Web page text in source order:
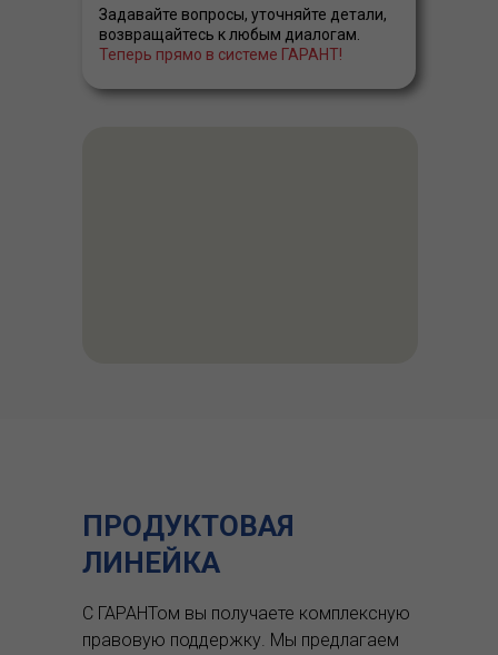
Задавайте вопросы, уточняйте детали,
возвращайтесь к любым диалогам.
Теперь прямо в системе ГАРАНТ!
ПРОДУКТОВАЯ
ЛИНЕЙКА
С ГАРАНТом вы получаете комплексную
правовую поддержку. Мы предлагаем